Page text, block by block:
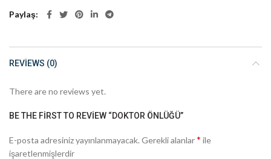
Paylaş
REVIEWS (0)
There are no reviews yet.
BE THE FIRST TO REVIEW “DOKTOR ÖNLÜĞÜ”
E-posta adresiniz yayınlanmayacak. Gerekli alanlar* ile
işaretlenmişlerdir